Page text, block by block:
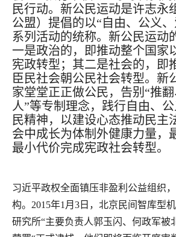
民行动。 新公民运动是许志永
公盟）提倡的以“ 自由、公义、
系列活动的统称。新公民运动
一是政治的，即推动整个国家
宪政转型；其二是社会的，即
臣民社会朝公民社会转型。新
家堂堂正正做公民，告别 “推
人”等专制 理念，践行 自由、
民精神， 以建设心态推动民主
会中成长为体制外健康力量，
最小代价完成宪政社会转型。
习近平政权全面镇压非盈利公益组织
构。 2015年1 月 3 日，北京民间智库型
研究所“主要负责人郭玉闪、何政军被